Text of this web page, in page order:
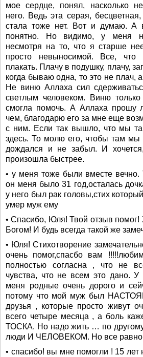
мое сердце, понял, насколько
него. Ведь эта серая,
стала тоже нет. Вот и думаю. А
понятно. Но видимо, у меня
несмотря на то, что я старше
просто невыносимой. Все,
плакать. Плачу в подушку, плачу,
когда бываю одна, то это не плач,
Не виню Аллаха сил
светлым человеком. Виню
смогла помочь. А Аллаха прошу
чем, благодарю его за мне еще
с ним. Если так вышло, что мы
здесь. То молю его, чтобы там
дождался и не забыл. И
произошла быстрее.
• у меня тоже были вместе вечно.
он меня было 31 год,осталась
у него был рак головы,стих
умер муж ему
• Спасибо, Юля! Твой отзыв помог!
Богом! И будь всегда такой же
• Юля! Стихотворение
очень помог,спасбо вам
полностью согласна , что не
чувства, что не всем это дано.
меня родные очень дорого и
потому что мой муж был
друзья , которые просто живут
всего четыре месяца , а боль
ТОСКА. Но надо жить … по
люди И ЧЕЛОВЕКОМ. Но все равно
• спасибо! вы мне помогли ! 15 лет